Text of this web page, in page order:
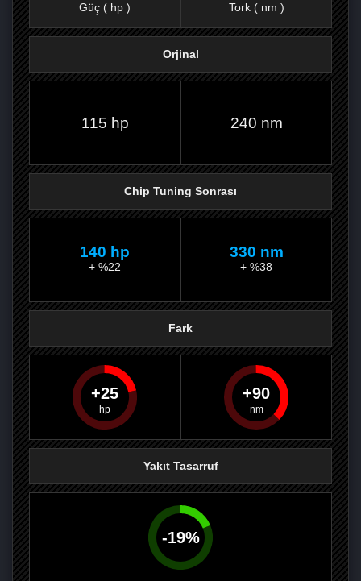
PAYLAŞPAYLAŞPLUS'TA
Güç ( hp ) Tork ( nm )
Orjinal
115 hp 240 nm
Chip Tuning Sonrası
140 hp
+ %22
330 nm
+ %38
Fark
25 90
Yakıt Tasarruf
-19%